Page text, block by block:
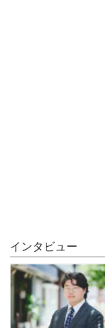
インタビュー